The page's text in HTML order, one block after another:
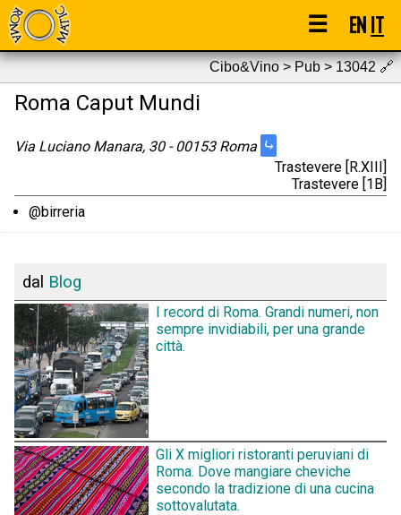
☰ ENIT
Cibo&Vino > Pub > 13042🔗
Roma Caput Mundi
Via Luciano Manara, 30 - 00153 Roma ⤷
Trastevere [R.XIII]
Trastevere [1B]
@birreria
dal Blog
I record di Roma. Grandi numeri, non
sempre invidiabili, per una grande
città.
Gli X migliori ristoranti peruviani di
Roma. Dove mangiare cheviche
secondo la tradizione di una cucina
sottovalutata.